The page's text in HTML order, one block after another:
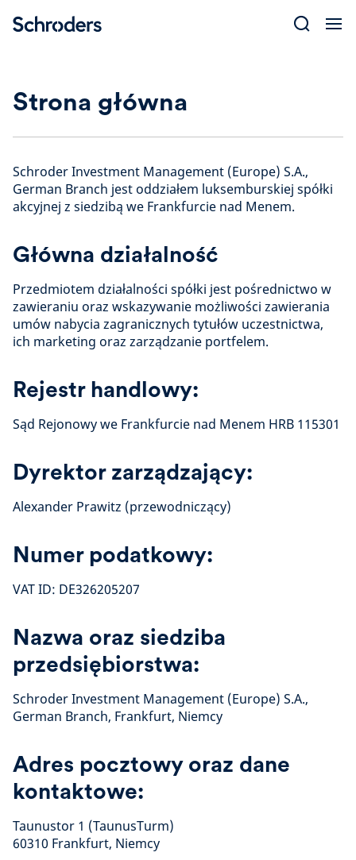
Strona główna
Schroder Investment Management (Europe) S.A.,
German Branch jest oddziałem luksemburskiej spółki
akcyjnej z siedzibą we Frankfurcie nad Menem.
Główna działalność
Przedmiotem działalności spółki jest pośrednictwo w
zawieraniu oraz wskazywanie możliwości zawierania
umów nabycia zagranicznych tytułów uczestnictwa,
ich marketing oraz zarządzanie portfelem.
Rejestr handlowy:
Sąd Rejonowy we Frankfurcie nad Menem HRB 115301
Dyrektor zarządzający:
Alexander Prawitz (przewodniczący)
Numer podatkowy:
VAT ID: DE326205207
Nazwa oraz siedziba
przedsiębiorstwa:
Schroder Investment Management (Europe) S.A.,
German Branch, Frankfurt, Niemcy
Adres pocztowy oraz dane
kontaktowe:
Taunustor 1 (TaunusTurm)
60310 Frankfurt, Niemcy